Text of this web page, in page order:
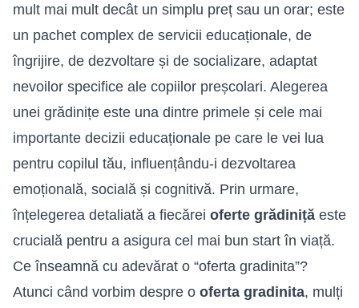
mult mai mult decât un simplu preț sau un orar; este
un pachet complex de servicii educaționale, de
îngrijire, de dezvoltare și de socializare, adaptat
nevoilor specifice ale copiilor preșcolari. Alegerea
unei grădinițe este una dintre primele și cele mai
importante decizii educaționale pe care le vei lua
pentru copilul tău, influențându-i dezvoltarea
emoțională, socială și cognitivă. Prin urmare,
înțelegerea detaliată a fiecărei oferte grădiniță este
crucială pentru a asigura cel mai bun start în viață.
Ce înseamnă cu adevărat o “oferta gradinita”?
Atunci când vorbim despre o oferta gradinita, mulți